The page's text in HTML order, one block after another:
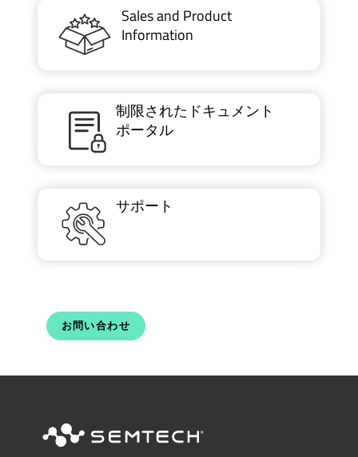
Sales and Product
Information
制限されたドキュメント
ポータル
サポート
お問い合わせ